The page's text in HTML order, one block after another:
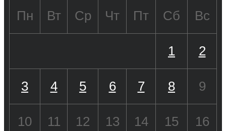
Пн Вт Ср Чт Пт Сб Вс
1 2
3 4 5 6 7 8 9
10 11 12 13 14 15 16